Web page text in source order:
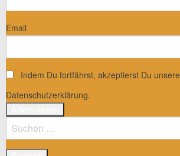
Email
Indem Du fortfährst, akzeptierst Du unsere
Datenschutzerklärung.
Suchen
nach: